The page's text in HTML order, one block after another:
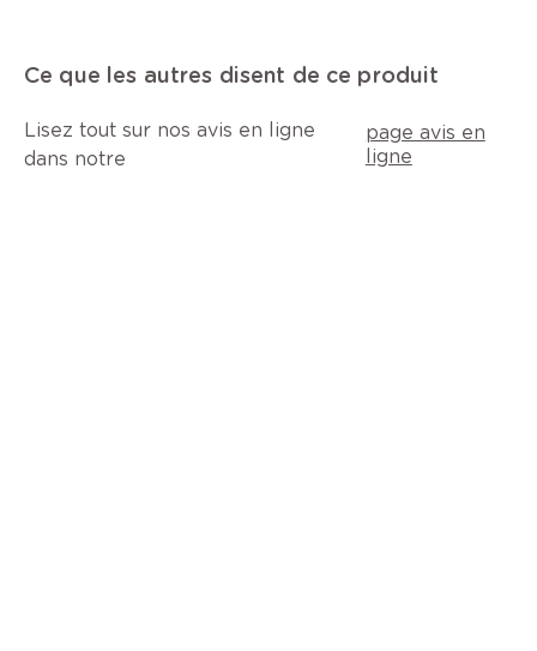
Ce que les autres disent de ce produit
Lisez tout sur nos avis en ligne
dans notre
page avis en
ligne